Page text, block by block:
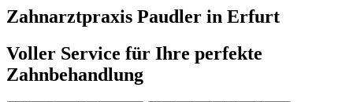
Zahnarztpraxis Paudler in Erfurt
Voller Service für Ihre perfekte
Zahnbehandlung